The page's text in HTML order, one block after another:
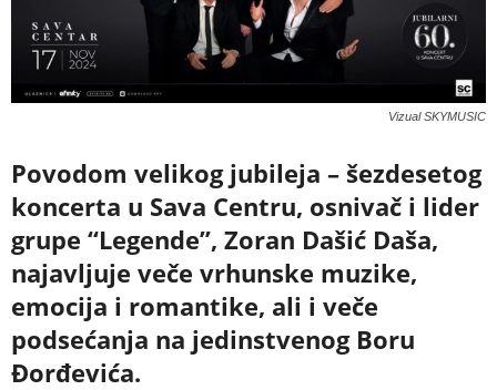
Vizual SKYMUSIC
Povodom velikog jubileja – šezdesetog
koncerta u Sava Centru, osnivač i lider
grupe “Legende”, Zoran Dašić Daša,
najavljuje veče vrhunske muzike,
emocija i romantike, ali i veče
podsećanja na jedinstvenog Boru
Đorđevića.